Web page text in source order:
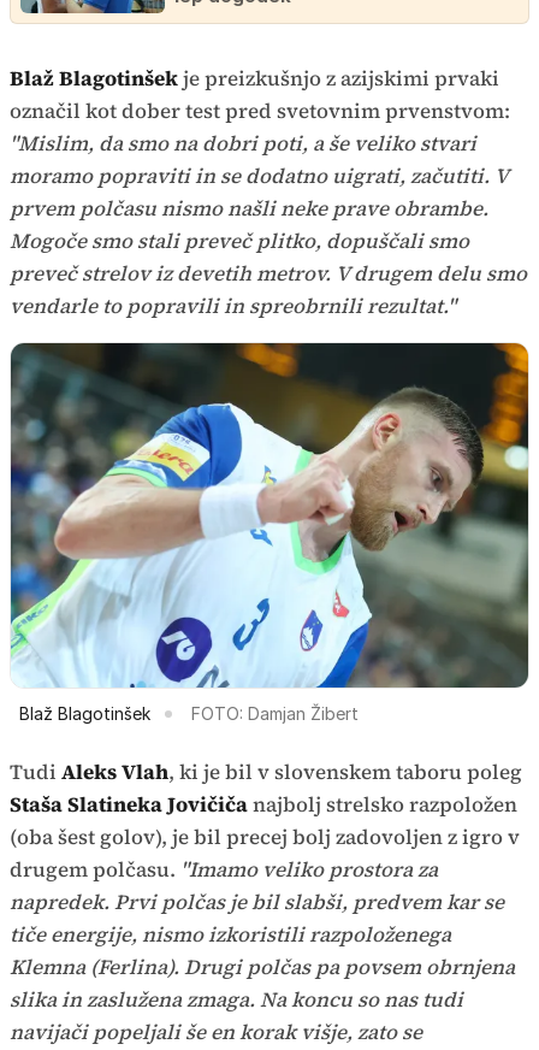
Blaž Blagotinšekje preizkušnjo z azijskimi prvaki
označil kot dober test pred svetovnim prvenstvom:
"Mislim, da smo na dobri poti, a še veliko stvari
moramo popraviti in se dodatno uigrati, začutiti. V
prvem polčasu nismo našli neke prave obrambe.
Mogoče smo stali preveč plitko, dopuščali smo
preveč strelov iz devetih metrov. V drugem delu smo
vendarle to popravili in spreobrnili rezultat."
Blaž Blagotinšek FOTO: Damjan Žibert
Tudi Aleks Vlah, ki je bil v slovenskem taboru poleg
Staša Slatineka Jovičičanajbolj strelsko razpoložen
(oba šest golov), je bil precej bolj zadovoljen z igro v
drugem polčasu. "Imamo veliko prostora za
napredek. Prvi polčas je bil slabši, predvem kar se
tiče energije, nismo izkoristili razpoloženega
Klemna (Ferlina). Drugi polčas pa povsem obrnjena
slika in zaslužena zmaga. Na koncu so nas tudi
navijači popeljali še en korak višje, zato se